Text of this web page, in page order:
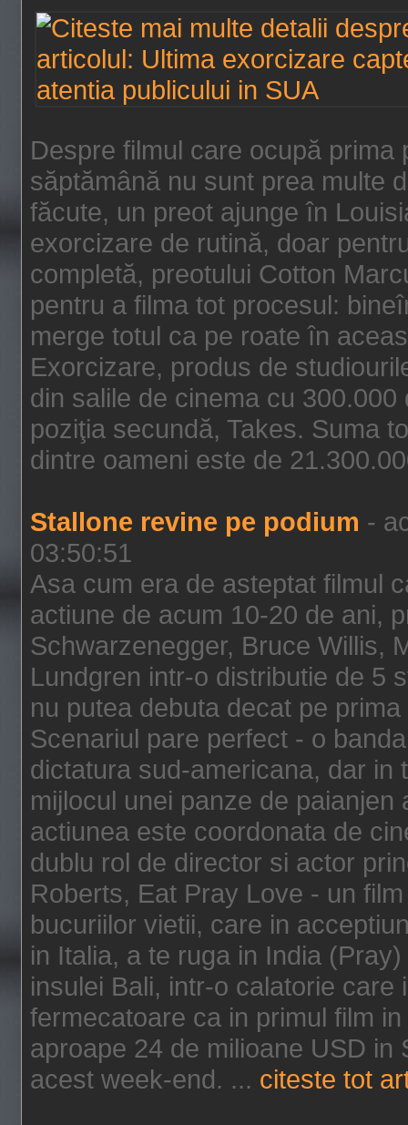
Despre filmul care ocupă
săptămână nu sunt prea multe
făcute, un preot ajunge în
exorcizare de rutină, doar
completă, preotului Cotton
pentru a filma tot procesul:
merge totul ca pe roate în
Exorcizare, produs de
din salile de cinema cu
poziţia secundă, Takes. Suma
dintre oameni este de
Stallone revine pe podium -
03:50:51
Asa cum era de asteptat filmul
actiune de acum 10-20 de ani,
Schwarzenegger, Bruce Willis,
Lundgren intr-o distributie de 5
nu putea debuta decat pe
Scenariul pare perfect - o
dictatura sud-americana, dar in
mijlocul unei panze de
actiunea este coordonata de
dublu rol de director si actor
Roberts, Eat Pray Love - un
bucuriilor vietii, care in
in Italia, a te ruga in India
insulei Bali, intr-o calatorie
fermecatoare ca in primul film
aproape 24 de milioane USD in
acest week-end. ... citeste tot